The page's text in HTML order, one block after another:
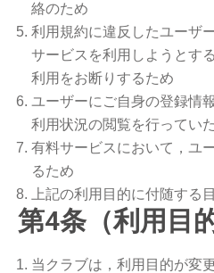
絡のため
利用規約に違反したユーザ
サービスを利用しようとす
利用をお断りするため
ユーザーにご自身の登録情
利用状況の閲覧を行ってい
有料サービスにおいて，ユ
るため
上記の利用目的に付随する
第4条（利用目
当クラブは，利用目的が変